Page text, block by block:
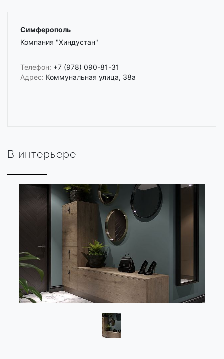
Симферополь
Компания "Хиндустан"
Телефон: +7 (978) 090-81-31
Адрес: Коммунальная улица, 38а
В интерьере